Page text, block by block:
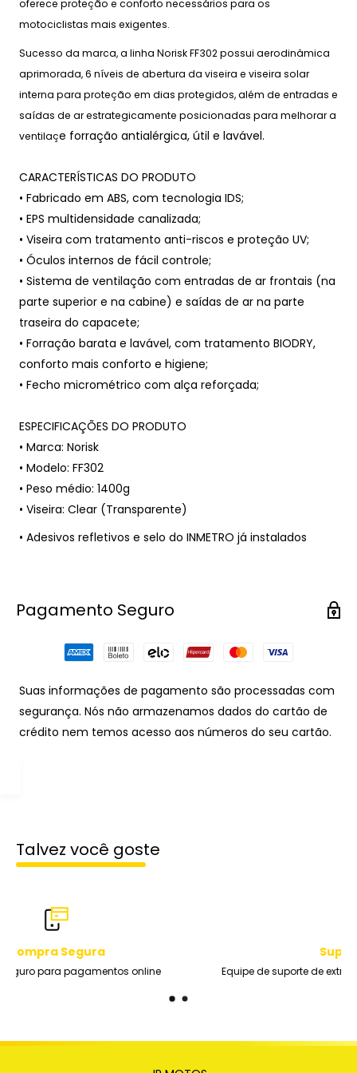
oferece proteção e conforto necessários para os
motociclistas mais exigentes.
Sucesso da marca, a linha Norisk FF302 possui aerodinâmica
aprimorada, 6 níveis de abertura da viseira e viseira solar
interna para proteção em dias protegidos, além de entradas e
saídas de ar estrategicamente posicionadas para melhorar a
ventilaçe forração antialérgica, útil e lavável.
CARACTERÍSTICAS DO PRODUTO
• Fabricado em ABS, com tecnologia IDS;
• EPS multidensidade canalizada;
• Viseira com tratamento anti-riscos e proteção UV;
• Óculos internos de fácil controle;
• Sistema de ventilação com entradas de ar frontais (na
parte superior e na cabine) e saídas de ar na parte
traseira do capacete;
• Forração barata e lavável, com tratamento BIODRY,
conforto mais conforto e higiene;
• Fecho micrométrico com alça reforçada;
ESPECIFICAÇÕES DO PRODUTO
• Marca: Norisk
• Modelo: FF302
• Peso médio: 1400g
• Viseira: Clear (Transparente)
• Adesivos refletivos e selo do INMETRO já instalados
Pagamento Seguro
Suas informações de pagamento são processadas com
segurança. Nós não armazenamos dados do cartão de
crédito nem temos acesso aos números do seu cartão.
Talvez você goste
Equipe de suporte de extrema qualidade durante toda a semana